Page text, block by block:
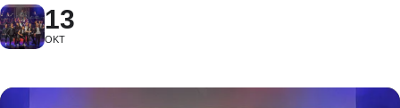
13
OKT